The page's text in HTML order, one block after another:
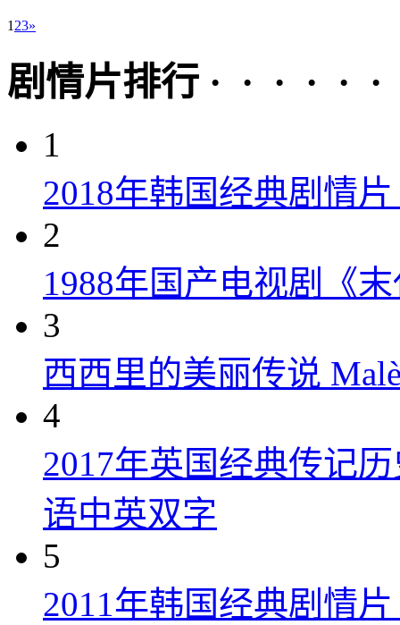
1 23»
剧情片排行 · · · · · ·
1
2018年韩国经典剧情
2
1988年国产电视剧《
3
西西里的美丽传说
4
2017年英国经典传记
语中英双字
5
2011年韩国经典剧情